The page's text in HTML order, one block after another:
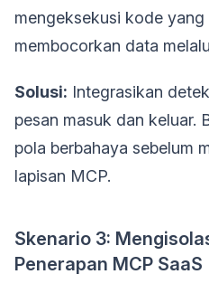
mengeksekusi kode
membocorkan data
Solusi: Integrasikan
pesan masuk dan keluar.
pola berbahaya sebelum
lapisan MCP.
Skenario 3:
Penerapan MCP SaaS